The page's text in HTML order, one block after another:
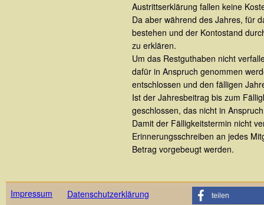
Austrittserklärung fallen keine
Da aber während des Jahres, für
bestehen und der Kontostand
zu erklären.
Um das Restguthaben nicht
dafür in Anspruch genommen
entschlossen und den fälligen
Ist der Jahresbeitrag bis zum
geschlossen, das nicht in
Damit der Fälligkeitstermin nicht
Erinnerungsschreiben an jedes
Betrag vorgebeugt werden.
Impressum Datenschutzerklärung teilen